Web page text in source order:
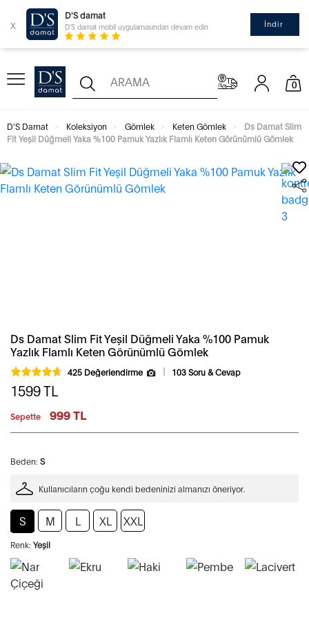
x
D'S damat
D'S damat mobil uygulamasından devam edin İndir
0
D'S Damat Koleksiyon Gömlek Keten Gömlek
Ds Damat Slim
Fit Yeşil Düğmeli Yaka %100 Pamuk Yazlık Flamlı Keten Görünümlü Gömlek
Ds Damat Slim Fit Yeşil Düğmeli Yaka %100 Pamuk
Yazlık Flamlı Keten Görünümlü Gömlek
425 Değerlendirme 103 Soru & Cevap
1599TL
Sepette 999 TL
Beden: S
Kullanıcıların çoğu kendi bedeninizi almanızı öneriyor.
S M L XL XXL
Renk: Yeşil